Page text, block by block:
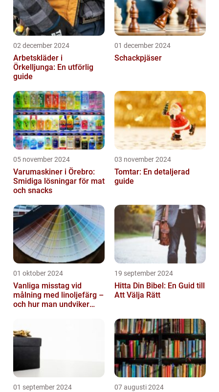
02 december 2024
Arbetskläder i
Örkelljunga: En utförlig
guide
01 december 2024
Schackpjäser
05 november 2024
Varumaskiner i Örebro:
Smidiga lösningar för mat
och snacks
03 november 2024
Tomtar: En detaljerad
guide
01 oktober 2024
Vanliga misstag vid
målning med linoljefärg –
och hur man undviker
19 september 2024
Hitta Din Bibel: En Guid till
Att Välja Rätt
01 september 2024 07 augusti 2024